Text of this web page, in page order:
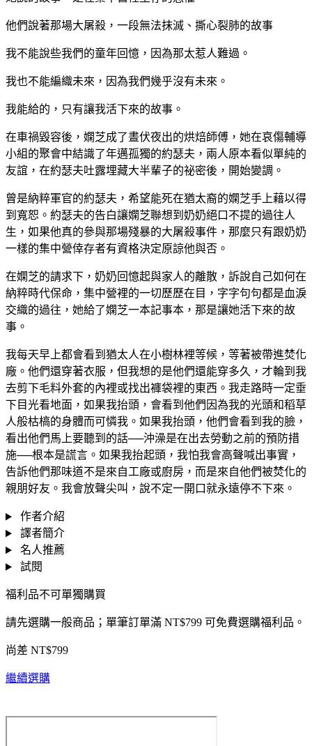
他們說著那場大屠殺，一段無法抹滅、撕心裂肺的故事
我不能說些我們的童年回憶，因為那太惹人難過。
我也不能編織未來，因為我們幾乎沒有未來。
我能給的，只有讓我活下來的故事。
在車禍毀容後，嫻芝成了晝伏夜出的烘焙師傅，她在哀傷輔導
小組的聚會中結識了年邁孤獨的約瑟夫，兩人原本看似單純的
友誼，在約瑟夫吐露埋藏大半輩子的祕密後，開始變調。
曾是納粹軍官的約瑟夫，希望能死在猶太裔的嫻芝手上藉以得
到寬恕。約瑟夫的告白讓嫻芝聯想到奶奶絕口不提的過往人
生，如果他真的參與那場殘暴的大屠殺事件，那麼只有跟奶奶
一樣的集中營倖存者有資格決定原諒他與否。
在嫻芝的請求下，奶奶回憶起與家人的離散，訴說自己如何在
納粹時代保命，集中營裡的一切歷歷在目，字字句句都是血淚
交織的過往，她給了嫻芝一本記事本，那是讓她活下來的故
事。
我每天早上都會看到猶太人在小樹林裡等候，等著被帶進焚化
廠。他們還穿著衣服，但我想的是他們還能穿多久，才輪到我
去剪下毛料外套的內裡或找出褲袋裡的東西。我走路時一定垂
下目光看地面，如果我抬頭，會看到他們因為我的光頭和稻草
人般枯槁的身體而可憐我。如果我抬頭，他們會看到我的臉，
看出他們馬上要聽到的話──沖澡是在出去勞動之前的預防措
施──根本是謊言。如果我抬起頭，我怕我會高聲喊出事實，
告訴他們那味道不是來自工廠或廚房，而是來自他們被焚化的
親朋好友。我會放聲尖叫，說不定一開口就永遠停不下來。
作者介紹
譯者簡介
名人推薦
試閱
福利品不可單獨購買
請先選購一般商品；單筆訂單滿 NT$799 可免費選購福利品。
尚差 NT$799
繼續選購